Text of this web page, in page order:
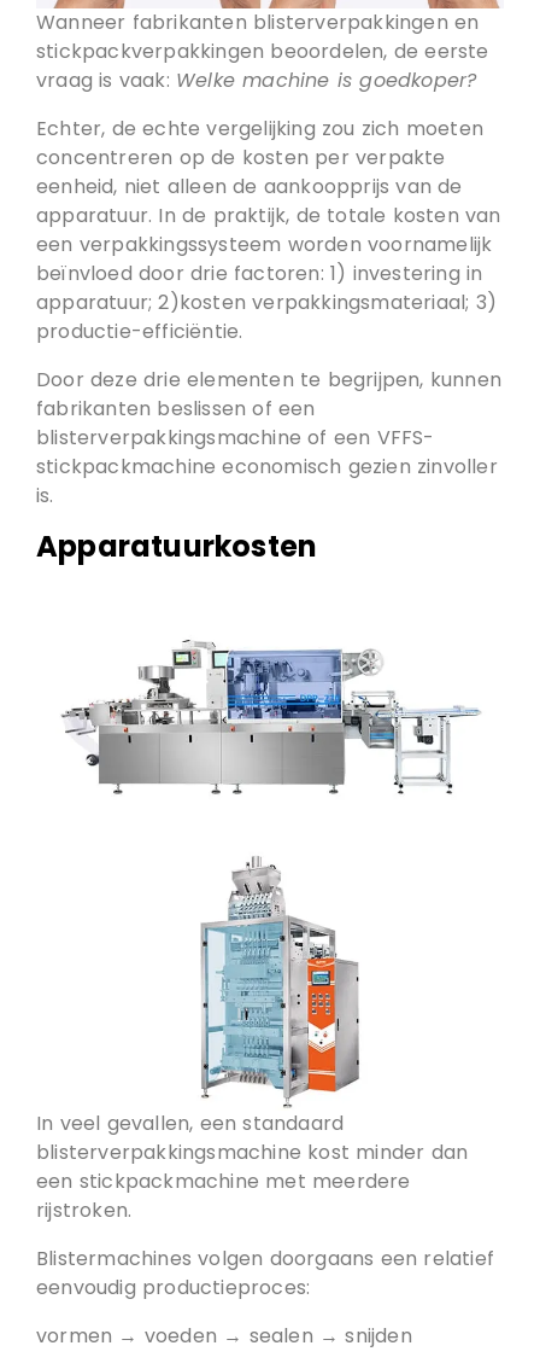
Wanneer fabrikanten blisterverpakkingen en
stickpackverpakkingen beoordelen, de eerste
vraag is vaak: Welke machine is goedkoper?
Echter, de echte vergelijking zou zich moeten
concentreren op de kosten per verpakte
eenheid, niet alleen de aankoopprijs van de
apparatuur. In de praktijk, de totale kosten van
een verpakkingssysteem worden voornamelijk
beïnvloed door drie factoren: 1) investering in
apparatuur; 2)kosten verpakkingsmateriaal; 3)
productie-efficiëntie.
Door deze drie elementen te begrijpen, kunnen
fabrikanten beslissen of een
blisterverpakkingsmachine of een VFFS-
stickpackmachine economisch gezien zinvoller
is.
Apparatuurkosten
In veel gevallen, een standaard
blisterverpakkingsmachine kost minder dan
een stickpackmachine met meerdere
rijstroken.
Blistermachines volgen doorgaans een relatief
eenvoudig productieproces:
vormen → voeden → sealen → snijden